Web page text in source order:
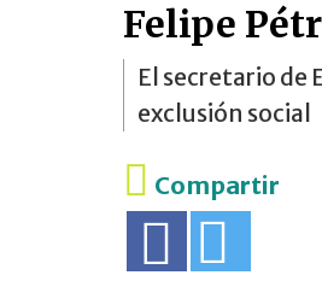
Felipe
El secretario de
exclusión social
Compartir